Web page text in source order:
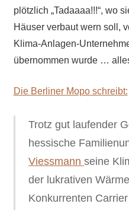
plötzlich „Tadaaaa!!!“, wo
Häuser verbaut wern soll,
Klima-Anlagen-
übernommen wurde …
Die Berliner Mopo schreibt:
Trotz gut laufender
hessische
Viessmann seine
der lukrativen
Konkurrenten